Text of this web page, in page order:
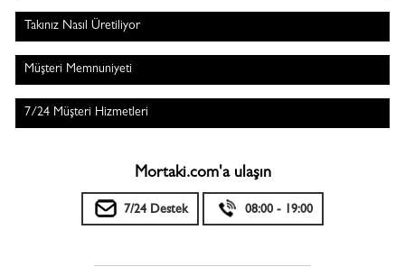
Takınız Nasıl Üretiliyor
Müşteri Memnuniyeti
7/24 Müşteri Hizmetleri
Mortaki.com'a ulaşın
7/24 Destek 08:00 - 19:00